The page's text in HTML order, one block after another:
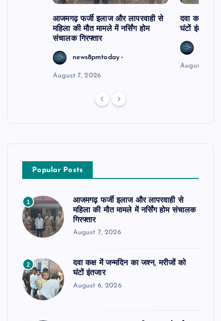
आजमगढ़ फर्जी इलाज और लापरवाही से
महिला की मौत मामले में नर्सिंग होम
संचालक गिरफ्तार
news8pmtoday
August 7, 2026
दवा कक्ष में
घंटों इंतजार
August 6,
Popular Posts
1
आजमगढ़ फर्जी इलाज और लापरवाही से
महिला की मौत मामले में नर्सिंग होम संचालक
गिरफ्तार
August 7, 2026
2
दवा कक्ष में जन्मदिन का जश्न, मरीजों को
घंटों इंतजार
August 6, 2026